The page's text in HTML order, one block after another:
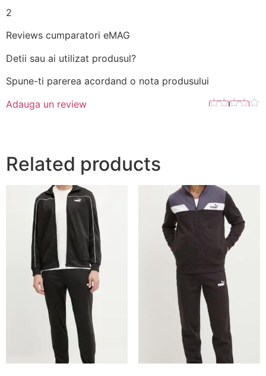
2
Reviews cumparatori eMAG
Detii sau ai utilizat produsul?
Spune-ti parerea acordand o nota produsului
Adauga un review
Related products